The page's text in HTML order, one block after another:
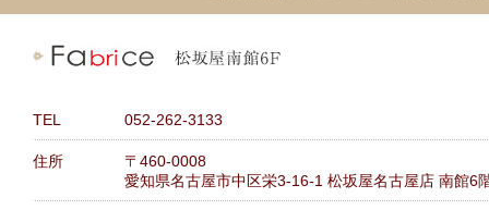
TEL 052-262-3133
住所
〒460-0008
愛知県名古屋市中区栄3-16-1 松坂屋名古屋店 南館6